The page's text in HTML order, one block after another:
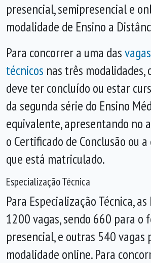
presencial, semipresencial e
modalidade de Ensino a
Para concorrer a uma das
técnicos nas três modalidades,
deve ter concluído ou estar
da segunda série do Ensino
equivalente, apresentando no
o Certificado de Conclusão ou
que está matriculado.
Especialização Técnica
Para Especialização Técnica,
1200 vagas, sendo 660 para o
presencial, e outras 540 vagas
modalidade online. Para